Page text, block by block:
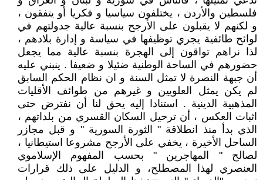
فلسطين والأردن ، يختلفون سياسيا و فكريا أو يتفقون ،
و لكنهم لا يقبلون على الأرجح بنسبة عالية جدولتهم في
لوائح طائفية يجري توظيفها في سياسة و إدارة بلادهم ،
لذا نراهم تواقون إلى الهجرة بنسبة عالية مما يجعل
حضورهم في الساحة الوطنية ضئيلا و ضعيفا . ينبني عليه
أن جبهة النصرة لا تمثل السنة و ان نظام الحكم السابق
لم يكن يمثل العلويين و غيرهم من طوائف الأقليات
المذهبية الدينية . استنادا إليه يحق لنا أن نفترض حتى
اثبات العكس ، أن ترحيل السكان القسري من بلداتهم ،
الذي بدأ منذ انطلاقة " الثورة السورية " و قبل مجازر
الساحل الأخيرة ، يخفي على الأرجح مشروعا استيطانيا ،
لصالح " المهاجرين " بحسب المفهوم الإسلاموي
العنصري لهذا المصطلح، و الدليل على ذلك قرارات